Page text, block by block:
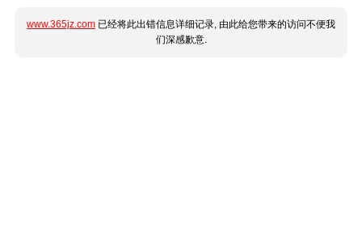
www.365jz.com 已经将此出错信息详细记录, 由此给您带来的访问不便我
们深感歉意.